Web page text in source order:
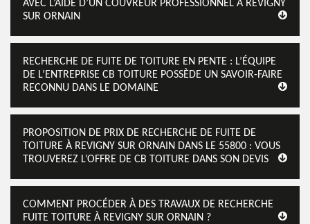
AVEC L’AIDE D’UN COUVREUR PROFESSIONNEL À REVIGNY
SUR ORNAIN
RECHERCHE DE FUITE DE TOITURE EN PENTE : L’ÉQUIPE
DE L’ENTREPRISE CB TOITURE POSSÈDE UN SAVOIR-FAIRE
RECONNU DANS LE DOMAINE
PROPOSITION DE PRIX DE RECHERCHE DE FUITE DE
TOITURE À REVIGNY SUR ORNAIN DANS LE 55800 : VOUS
TROUVEREZ L’OFFRE DE CB TOITURE DANS SON DEVIS
COMMENT PROCÉDER À DES TRAVAUX DE RECHERCHE
FUITE TOITURE À REVIGNY SUR ORNAIN ?